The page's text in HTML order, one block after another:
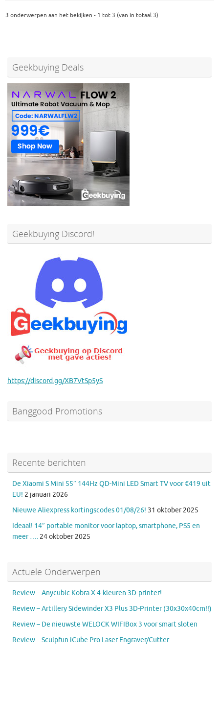
3 onderwerpen aan het bekijken - 1 tot 3 (van in totaal 3)
Geekbuying Deals
Geekbuying Discord!
https://discord.gg/XB7VtSp5yS
Banggood Promotions
Recente berichten
De Xiaomi S Mini 55″ 144Hz QD-Mini LED Smart TV voor €419 uit
EU! 2 januari 2026
Nieuwe Aliexpress kortingscodes 01/08/26! 31 oktober 2025
Ideaal! 14″ portable monitor voor laptop, smartphone, PS5 en
meer …. 24 oktober 2025
Actuele Onderwerpen
Review – Anycubic Kobra X 4-kleuren 3D-printer!
Review – Artillery Sidewinder X3 Plus 3D-Printer (30x30x40cm!!)
Review – De nieuwste WELOCK WIFIBox 3 voor smart sloten
Review – Sculpfun iCube Pro Laser Engraver/Cutter